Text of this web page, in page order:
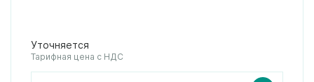
Уточняется
Тарифная цена с НДС